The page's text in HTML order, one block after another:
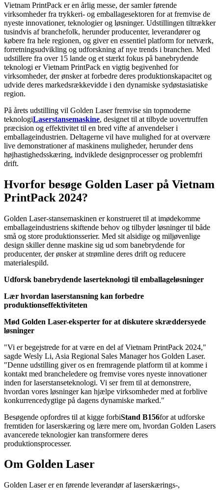
Vietnam PrintPack er en årlig messe, der samler førende
virksomheder fra trykkeri- og emballagesektoren for at fremvise de
nyeste innovationer, teknologier og løsninger. Udstillingen tiltrækker
tusindvis af branchefolk, herunder producenter, leverandører og
købere fra hele regionen, og giver en essentiel platform for netværk,
forretningsudvikling og udforskning af nye trends i branchen. Med
udstillere fra over 15 lande og et stærkt fokus på banebrydende
teknologi er Vietnam PrintPack en vigtig begivenhed for
virksomheder, der ønsker at forbedre deres produktionskapacitet og
udvide deres markedsrækkevidde i den dynamiske sydøstasiatiske
region.
På årets udstilling vil Golden Laser fremvise sin topmoderne
teknologiLaserstansemaskine, designet til at tilbyde uovertruffen
præcision og effektivitet til en bred vifte af anvendelser i
emballageindustrien. Deltagerne vil have mulighed for at overvære
live demonstrationer af maskinens muligheder, herunder dens
højhastighedsskæring, indviklede designprocesser og problemfri
drift.
Hvorfor besøge Golden Laser på Vietnam
PrintPack 2024?
Golden Laser-stansemaskinen er konstrueret til at imødekomme
emballageindustriens skiftende behov og tilbyder løsninger til både
små og store produktionsserier. Med sit alsidige og miljøvenlige
design skiller denne maskine sig ud som banebrydende for
producenter, der ønsker at strømline deres drift og reducere
materialespild.
Udforsk banebrydende laserteknologi til emballageløsninger
Lær hvordan laserstansning kan forbedre
produktionseffektiviteten
Mød Golden Laser-eksperter for at diskutere skræddersyede
løsninger
"Vi er begejstrede for at være en del af Vietnam PrintPack 2024,"
sagde Wesly Li, Asia Regional Sales Manager hos Golden Laser.
"Denne udstilling giver os en fremragende platform til at komme i
kontakt med brancheledere og fremvise vores nyeste innovationer
inden for laserstanseteknologi. Vi ser frem til at demonstrere,
hvordan vores løsninger kan hjælpe virksomheder med at forblive
konkurrencedygtige på dagens dynamiske marked."
Besøgende opfordres til at kigge forbiStand B156for at udforske
fremtiden for laserskæring og lære mere om, hvordan Golden Lasers
avancerede teknologier kan transformere deres
produktionsprocesser.
Om Golden Laser
Golden Laser er en førende leverandør af laserskærings-,